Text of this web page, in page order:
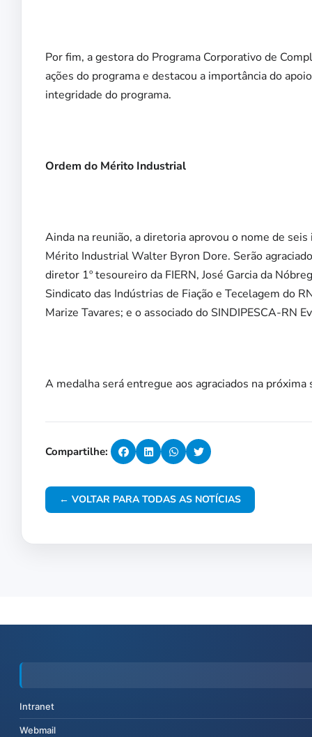
Por fim, a gestora do Programa Corporativo de
ações do programa e destacou a importância do
integridade do programa.
Ordem do Mérito Industrial
Ainda na reunião, a diretoria aprovou o nome de
Mérito Industrial Walter Byron Dore. Serão
diretor 1º tesoureiro da FIERN, José Garcia da
Sindicato das Indústrias de Fiação e Tecelagem do
Marize Tavares; e o associado do SINDIPESCA-RN
A medalha será entregue aos agraciados na
Compartilhe:
← VOLTAR PARA TODAS AS NOTÍCIAS
Intranet
Webmail